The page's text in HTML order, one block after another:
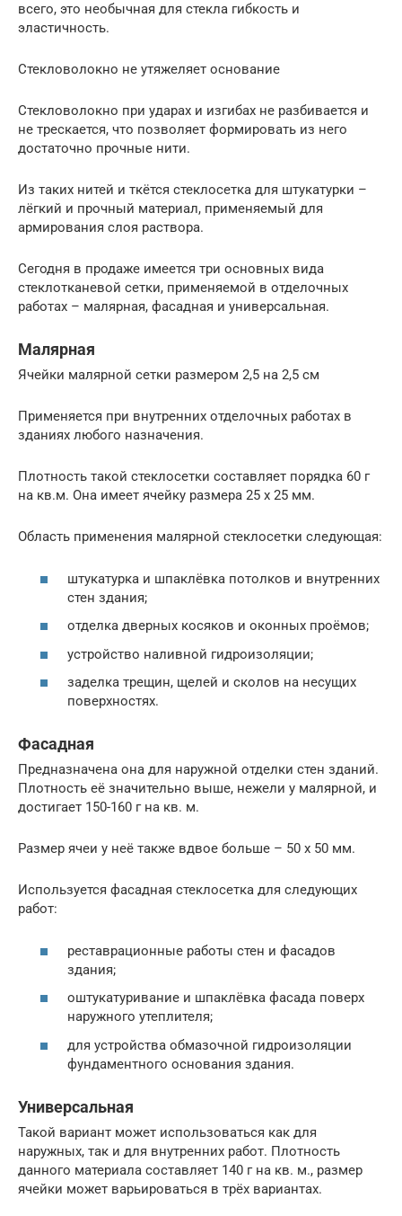
всего, это необычная для стекла гибкость и
эластичность.
Стекловолокно не утяжеляет основание
Стекловолокно при ударах и изгибах не разбивается и
не трескается, что позволяет формировать из него
достаточно прочные нити.
Из таких нитей и ткётся стеклосетка для штукатурки –
лёгкий и прочный материал, применяемый для
армирования слоя раствора.
Сегодня в продаже имеется три основных вида
стеклотканевой сетки, применяемой в отделочных
работах – малярная, фасадная и универсальная.
Малярная
Ячейки малярной сетки размером 2,5 на 2,5 см
Применяется при внутренних отделочных работах в
зданиях любого назначения.
Плотность такой стеклосетки составляет порядка 60 г
на кв.м. Она имеет ячейку размера 25 х 25 мм.
Область применения малярной стеклосетки следующая:
штукатурка и шпаклёвка потолков и внутренних
стен здания;
отделка дверных косяков и оконных проёмов;
устройство наливной гидроизоляции;
заделка трещин, щелей и сколов на несущих
поверхностях.
Фасадная
Предназначена она для наружной отделки стен зданий.
Плотность её значительно выше, нежели у малярной, и
достигает 150-160 г на кв. м.
Размер ячеи у неё также вдвое больше – 50 х 50 мм.
Используется фасадная стеклосетка для следующих
работ:
реставрационные работы стен и фасадов
здания;
оштукатуривание и шпаклёвка фасада поверх
наружного утеплителя;
для устройства обмазочной гидроизоляции
фундаментного основания здания.
Универсальная
Такой вариант может использоваться как для
наружных, так и для внутренних работ. Плотность
данного материала составляет 140 г на кв. м., размер
ячейки может варьироваться в трёх вариантах.